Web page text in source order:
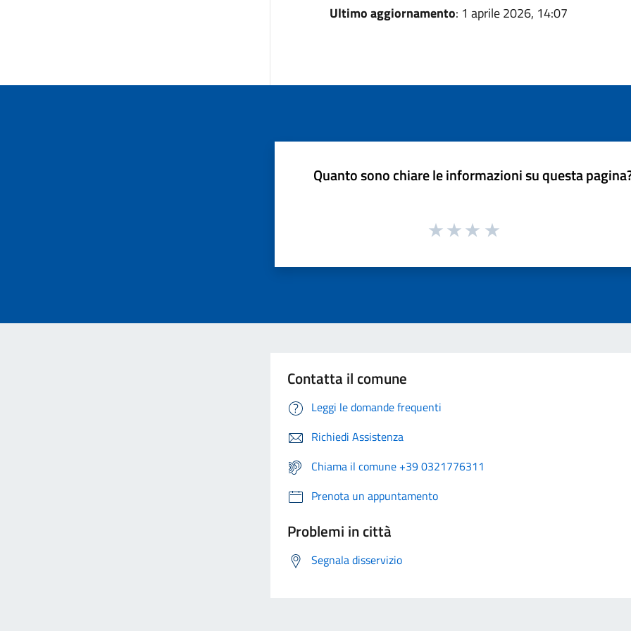
Ultimo aggiornamento: 1 aprile 2026, 14:07
Quanto sono chiare le informazioni su questa
Contatta il comune
Leggi le domande frequenti
Richiedi Assistenza
Chiama il comune +39 0321776311
Prenota un appuntamento
Problemi in città
Segnala disservizio